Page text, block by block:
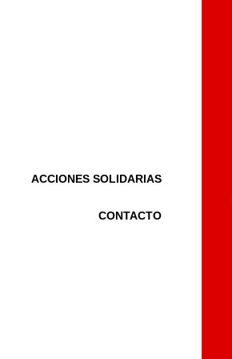
ACCIONES SOLIDARIAS
CONTACTO